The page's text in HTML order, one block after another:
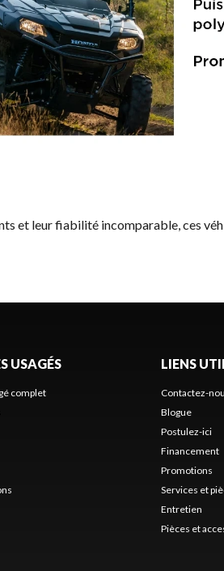
et leur fiabilité incomparable, ces
USAGÉS
complet
LIENS
Contactez-
Blogue
Postulez-ici
Financement
Promotions
Services et
Entretien
Pièces et